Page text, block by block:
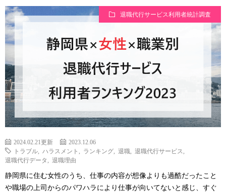
退職代行サービス利用者統計調査
2024.02.21更新
2023.12.06
トラブル
ハラスメント ランキング 退職 退職代行サービス
退職代行データ
退職理由
静岡県に住む女性のうち、仕事の内容が想像よりも過酷だったこと
や職場の上司からのパワハラにより仕事が向いてないと感じ、すぐ